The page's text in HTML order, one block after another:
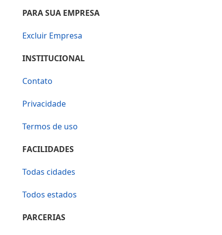
PARA SUA EMPRESA
Excluir Empresa
INSTITUCIONAL
Contato
Privacidade
Termos de uso
FACILIDADES
Todas cidades
Todos estados
PARCERIAS